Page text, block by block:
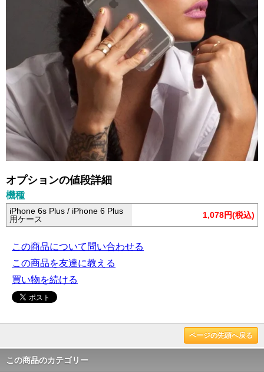
オプションの値段詳細
機種
iPhone 6s Plus / iPhone 6 Plus
用ケース
1,078円(税込)
この商品について問い合わせる
この商品を友達に教える
買い物を続ける
ページの先頭へ戻る
この商品のカテゴリー